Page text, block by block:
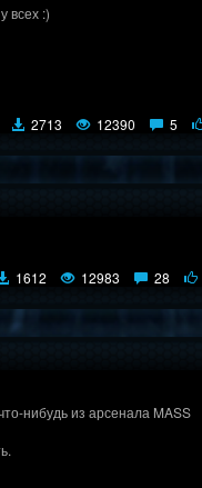
всех :)
2713 12390 5
1612 12983 28
нибудь из арсенала MASS